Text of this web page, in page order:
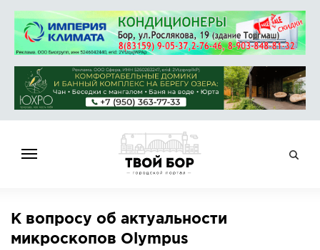
НОВОСТИ
СПРАВОЧНИК
К вопросу об актуальности
микроскопов Olympus